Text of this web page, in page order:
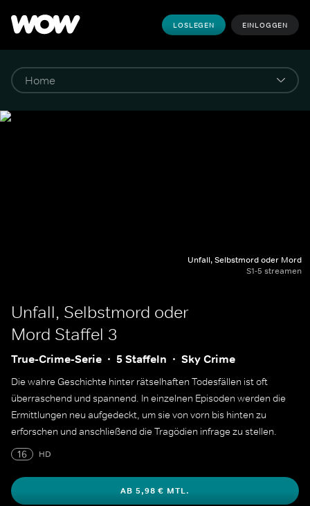
LOSLEGEN EINLOGGEN
Unfall, Selbstmord oder Mord
S1-5 streamen
Unfall, Selbstmord oder
Mord Staffel 3
True-Crime-Serie 5 Staffeln Sky Crime
Die wahre Geschichte hinter rätselhaften Todesfällen ist oft
überraschend und spannend. In einzelnen Episoden werden die
Ermittlungen neu aufgedeckt, um sie von vorn bis hinten zu
erforschen und anschließend die Tragödien infrage zu stellen.
16
HD
AB 5,98 € MTL.